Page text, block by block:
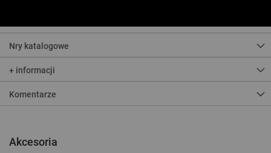
Nry katalogowe
+ informacji
Komentarze
Akcesoria